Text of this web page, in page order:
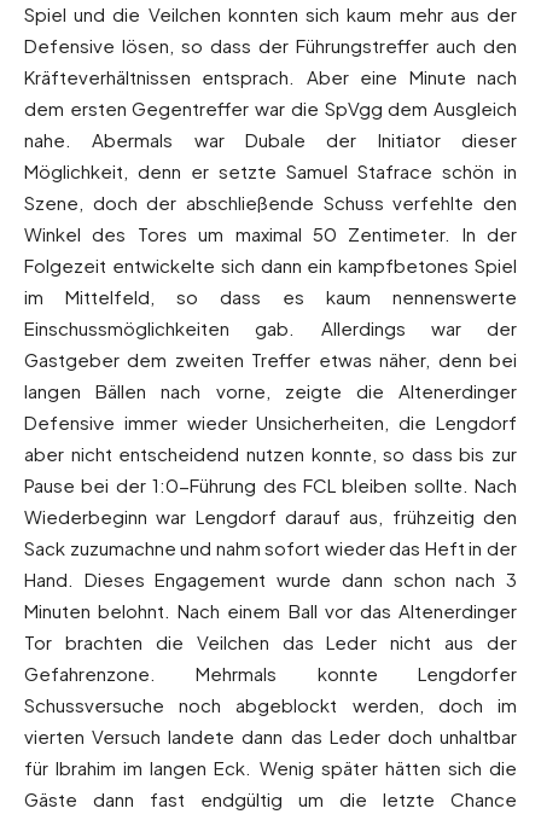
Spiel und die Veilchen konnten sich kaum mehr aus der
Defensive lösen, so dass der Führungstreffer auch den
Kräfteverhältnissen entsprach. Aber eine Minute nach
dem ersten Gegentreffer war die SpVgg dem Ausgleich
nahe. Abermals war Dubale der Initiator dieser
Möglichkeit, denn er setzte Samuel Stafrace schön in
Szene, doch der abschließende Schuss verfehlte den
Winkel des Tores um maximal 50 Zentimeter. In der
Folgezeit entwickelte sich dann ein kampfbetones Spiel
im Mittelfeld, so dass es kaum nennenswerte
Einschussmöglichkeiten gab. Allerdings war der
Gastgeber dem zweiten Treffer etwas näher, denn bei
langen Bällen nach vorne, zeigte die Altenerdinger
Defensive immer wieder Unsicherheiten, die Lengdorf
aber nicht entscheidend nutzen konnte, so dass bis zur
Pause bei der 1:0-Führung des FCL bleiben sollte. Nach
Wiederbeginn war Lengdorf darauf aus, frühzeitig den
Sack zuzumachne und nahm sofort wieder das Heft in der
Hand. Dieses Engagement wurde dann schon nach 3
Minuten belohnt. Nach einem Ball vor das Altenerdinger
Tor brachten die Veilchen das Leder nicht aus der
Gefahrenzone. Mehrmals konnte Lengdorfer
Schussversuche noch abgeblockt werden, doch im
vierten Versuch landete dann das Leder doch unhaltbar
für Ibrahim im langen Eck. Wenig später hätten sich die
Gäste dann fast endgültig um die letzte Chance